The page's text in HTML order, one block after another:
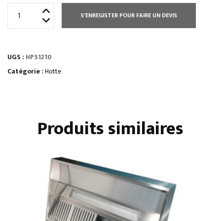
HAUTEUR
500
S'ENREGISTER POUR FAIRE UN DEVIS
UGS : HP51210
Catégorie :Hotte
Produits similaires